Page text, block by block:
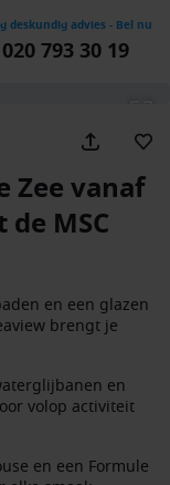
deskundig advies - Bel nu
020 793 30 19
Zee vanaf
MSC
en een glazen
brengt je
en
volop activiteit
en een Formule